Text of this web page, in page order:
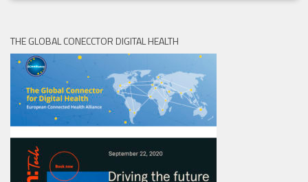
THE GLOBAL CONECCTOR DIGITAL HEALTH